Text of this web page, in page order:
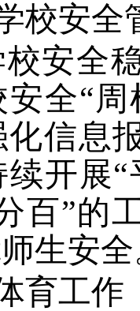
校安全
安全
全“周
信息
续开展“
百”的
生安
育工作